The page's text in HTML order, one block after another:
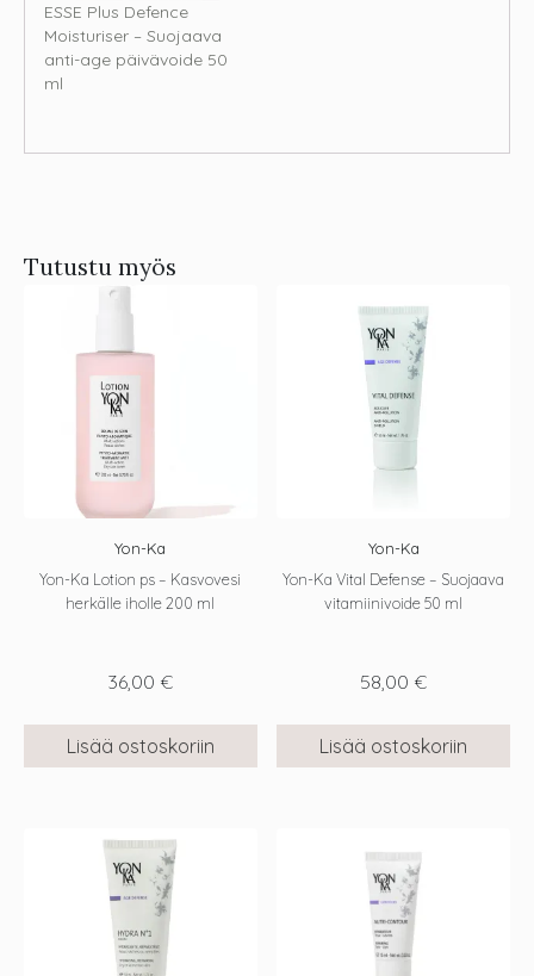
ESSE Plus Defence
Moisturiser – Suojaava
anti-age päivävoide 50
ml
Tutustu myös
Yon-Ka
Yon-Ka Lotion ps – Kasvovesi
herkälle iholle 200 ml
36,00 €
Lisää ostoskoriin
Yon-Ka
Yon-Ka Vital Defense – Suojaava
vitamiinivoide 50 ml
58,00 €
Lisää ostoskoriin